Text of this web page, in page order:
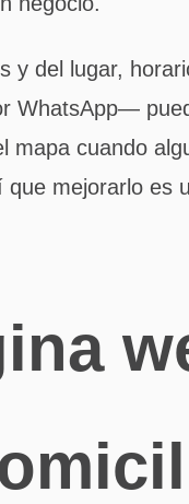
del lugar,
WhatsApp—
mapa cuando
mejorarlo es